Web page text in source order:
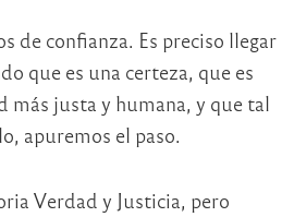
de confianza. Es preciso llegar
que es una certeza, que es
más justa y humana, y que tal
apuremos el paso.
Verdad y Justicia, pero